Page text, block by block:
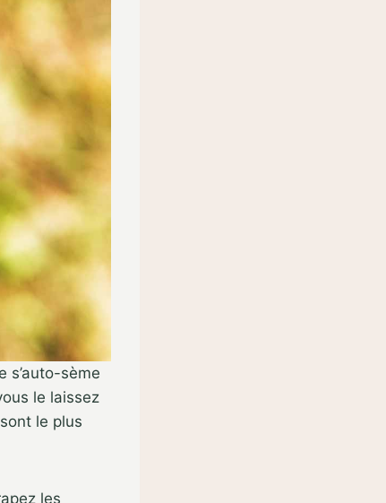
s’auto-sème
le laissez
le plus
les